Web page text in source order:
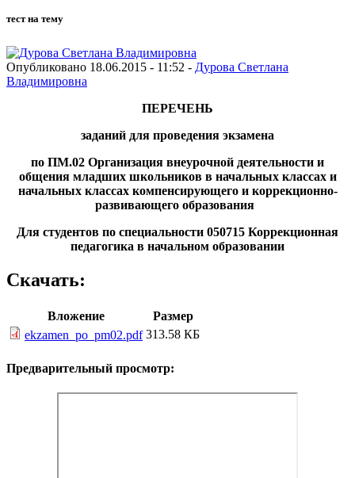
тест на тему
Опубликовано 18.06.2015 - 11:52 - Дурова Светлана
Владимировна
ПЕРЕЧЕНЬ
заданий для проведения экзамена
по ПМ.02 Организация внеурочной деятельности и
общения младших школьников в начальных классах и
начальных классах компенсирующего и коррекционно-
развивающего образования
Для студентов по специальности 050715 Коррекционная
педагогика в начальном образовании
Скачать:
Вложение
Размер
ekzamen_po_pm02.pdf 313.58 КБ
Предварительный просмотр: